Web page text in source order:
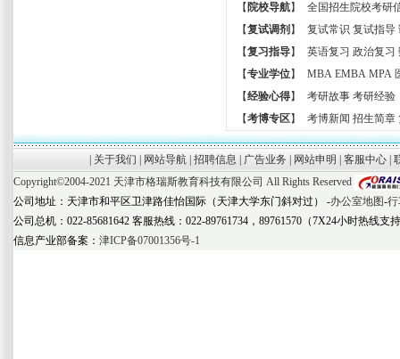
【 院校导航】
全国招生院校考研
【复试调剂 】 复试常识 复试指导
【复习指导】 英语复习 政治复习
【专业学位】 MBA EMBA MPA
【经验心得】 考研故事 考研经验
【考博专区】 考博新闻 招生简章
关于我们 网站导航 招聘信息 广告业务 网站申明 客服中心
Copyright©2004-2021 天津市格瑞斯教育科技有限公司 All Rights Reserved
公司地址：天津市和平区卫津路佳怡国际（天津大学东门斜对过） -办公室地图-
公司总机：022-85681642 客服热线：022-89761734，89761570（7X24小时热线支
信息产业部备案： 津ICP备07001356号-1